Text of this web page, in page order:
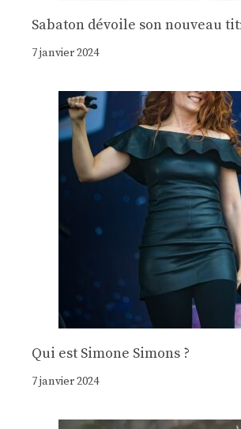
Sabaton dévoile son nouveau
7 janvier 2024
Qui est Simone Simons ?
7 janvier 2024